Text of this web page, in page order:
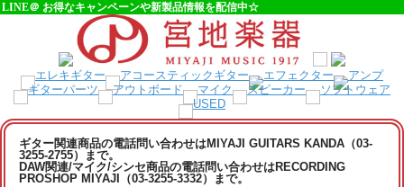
LINE＠ お得なキャンペーンや新製品情報を配信中☆
ギター関連商品の電話問い合わせはMIYAJI GUITARS KANDA（03-
3255-2755）まで。
DAW関連/マイク/シンセ商品の電話問い合わせはRECORDING
PROSHOP MIYAJI（03-3255-3332）まで。